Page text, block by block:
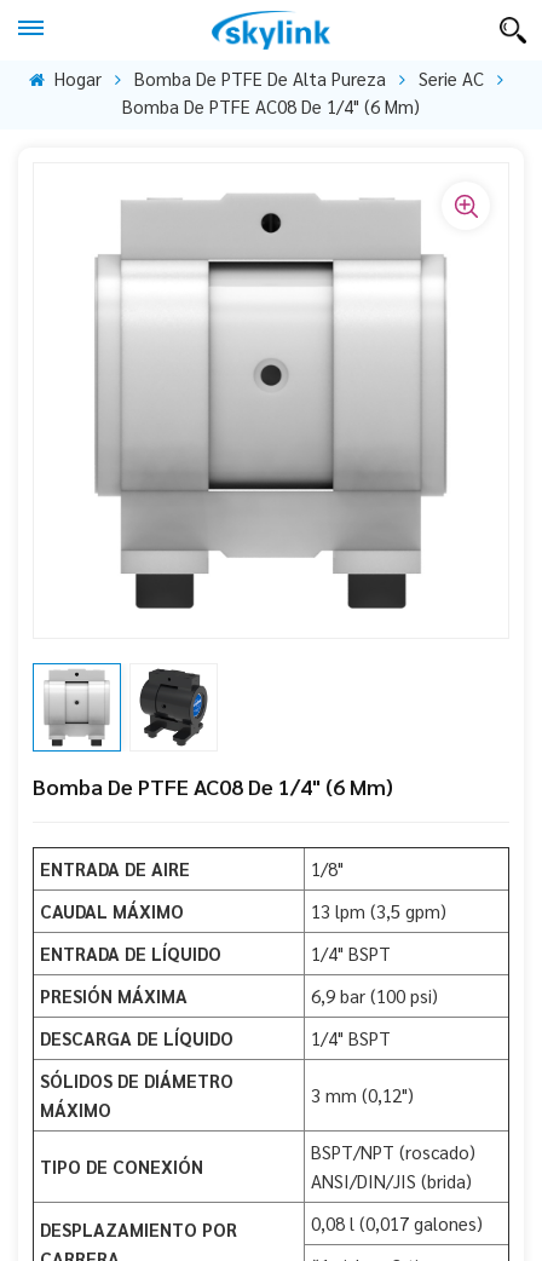
Hogar Bomba De PTFE De Alta Pureza
Serie AC
Bomba De PTFE AC08 De 1/4" (6 Mm)
Bomba De PTFE AC08 De 1/4" (6 Mm)
ENTRADA DE AIRE
1/8"
CAUDAL MÁXIMO
13 lpm (3,5 gpm)
ENTRADA DE LÍQUIDO
1/4" BSPT
PRESIÓN MÁXIMA
6,9 bar (100 psi)
DESCARGA DE LÍQUIDO
1/4" BSPT
SÓLIDOS DE DIÁMETRO
MÁXIMO
3 mm (0,12")
TIPO DE CONEXIÓN
BSPT/NPT (roscado)
ANSI/DIN/JIS (brida)
DESPLAZAMIENTO POR
0,08 l (0,017 galones)